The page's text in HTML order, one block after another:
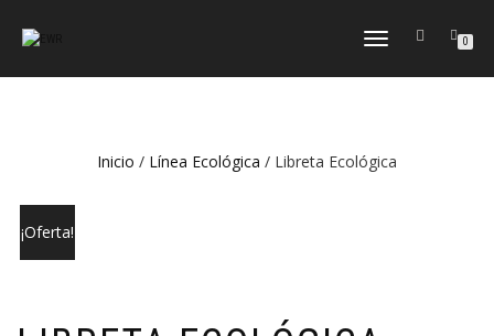
CAMBIAR
0
Inicio / Línea Ecológica / Libreta Ecológica
¡Oferta!